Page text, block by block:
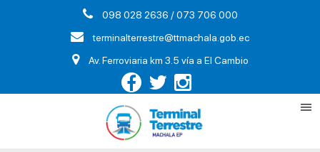
098 028 2636 / 073 706 000
terminalterrestre@ttmachala.gob.ec
Av. Ferroviaria km 3.5 vía a El Cambio